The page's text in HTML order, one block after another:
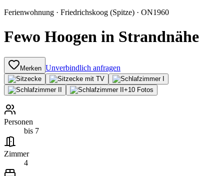
Ferienwohnung · Friedrichskoog (Spitze) · ON1960
Fewo Hoogen in Strandnähe
Merken Unverbindlich anfragen
+10 Fotos
Personen
bis 7
Zimmer
4